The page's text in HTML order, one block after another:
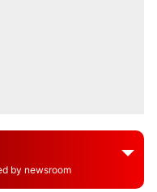
by newsroom